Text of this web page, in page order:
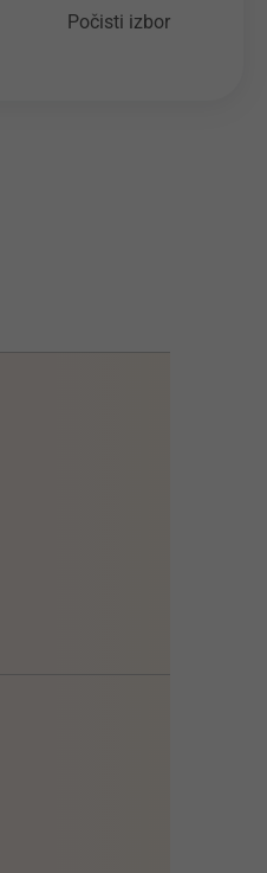
Počisti izbor